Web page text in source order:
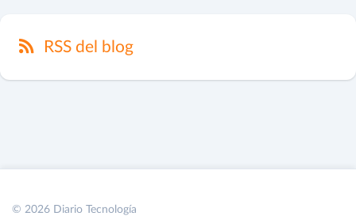
RSS del blog
© 2026 Diario Tecnología